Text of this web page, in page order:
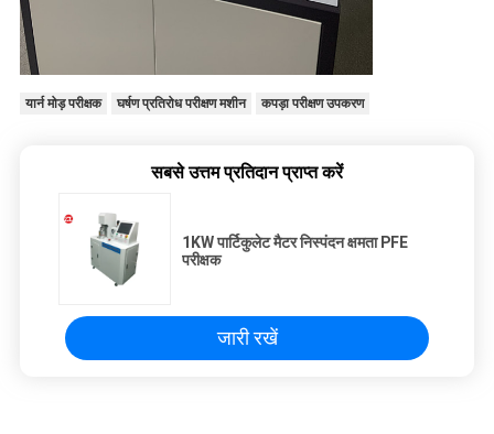
यार्न मोड़ परीक्षक घर्षण प्रतिरोध परीक्षण मशीन कपड़ा परीक्षण उपकरण
सबसे उत्तम प्रतिदान प्राप्त करें
1KW पार्टिकुलेट मैटर निस्पंदन क्षमता PFE
परीक्षक
जारी रखें